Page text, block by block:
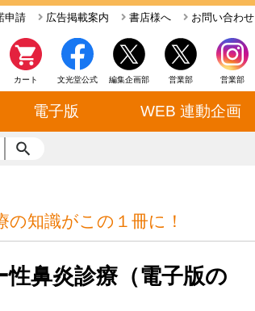
お問い合わせ
書店様へ
広告掲載案内
申請
営業部
営業部
編集企画部
文光堂公式
カート
電子版 WEB 連動企画
知識がこの１冊に！
鼻炎診療（電子版の